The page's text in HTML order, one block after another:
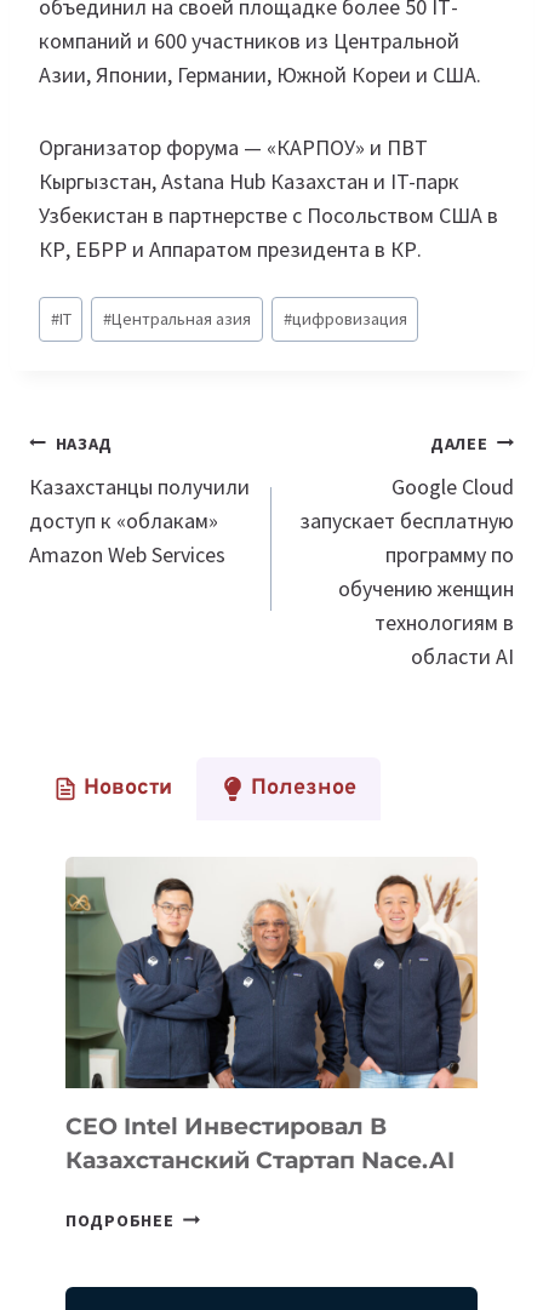
объединил на своей площадке более 50 ІТ-
компаний и 600 участников из Центральной
Азии, Японии, Германии, Южной Кореи и США.
Организатор форума — «КАРПОУ» и ПВТ
Кыргызстан, Astana Hub Казахстан и IT-парк
Узбекистан в партнерстве с Посольством США в
КР, ЕБРР и Аппаратом президента в КР.
Метки
записи:
#IT #Центральная азия #цифровизация
Навигация
по
записям
НАЗАД
Казахстанцы получили
доступ к «облакам»
Amazon Web Services
ДАЛЕЕ
Google Cloud
запускает бесплатную
программу по
обучению женщин
технологиям в
области AI
Новости Полезное
CEO Intel Инвестировал В
Казахстанский Стартап Nace.AI
ПОДРОБНЕЕ CEO